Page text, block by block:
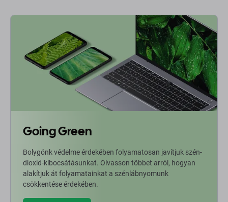
Going Green
Bolygónk védelme érdekében folyamatosan javítjuk szén-
dioxid-kibocsátásunkat. Olvasson többet arról, hogyan
alakítjuk át folyamatainkat a szénlábnyomunk
csökkentése érdekében.